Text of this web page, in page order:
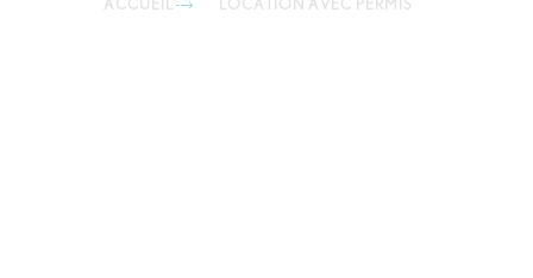
ACCUEIL LOCATION AVEC PERMIS